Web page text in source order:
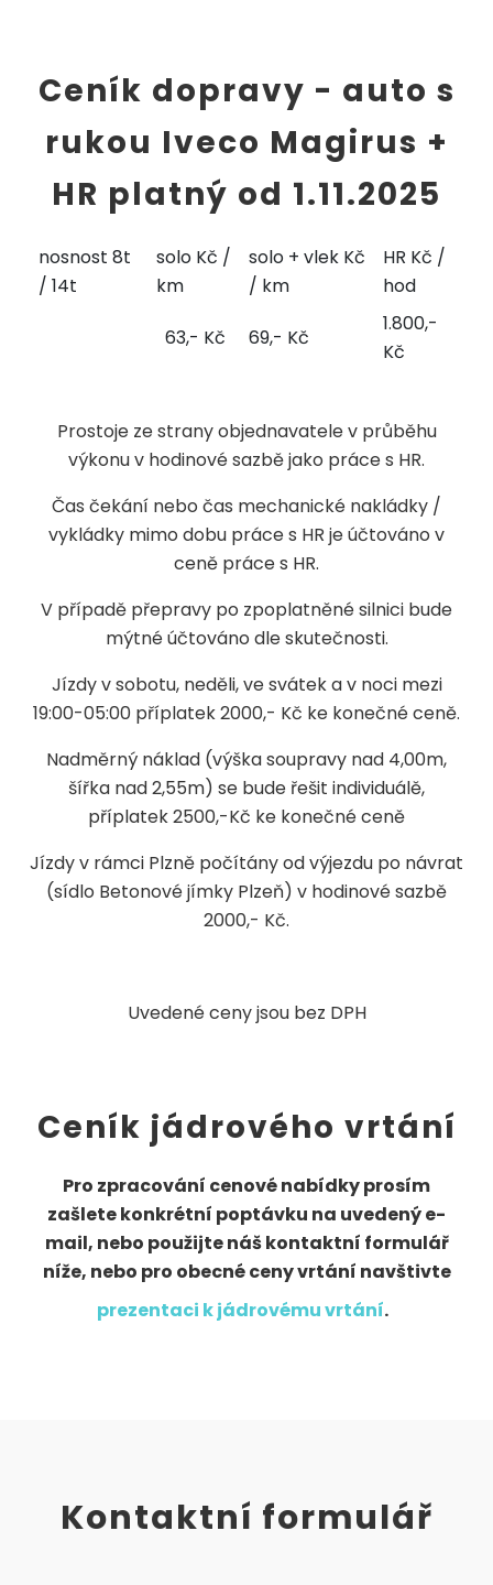
Ceník dopravy - auto s
rukou Iveco Magirus +
HR platný od 1.11.2025
nosnost 8t
/ 14t
solo Kč /
km
solo + vlek Kč
/ km
HR Kč /
hod
63,- Kč 69,- Kč
1.800,-
Kč
Prostoje ze strany objednavatele v průběhu
výkonu v hodinové sazbě jako práce s HR.
Čas čekání nebo čas mechanické nakládky /
vykládky mimo dobu práce s HR je účtováno v
ceně práce s HR.
V případě přepravy po zpoplatněné silnici bude
mýtné účtováno dle skutečnosti.
Jízdy v sobotu, neděli, ve svátek a v noci mezi
19:00-05:00 příplatek 2000,- Kč ke konečné ceně.
Nadměrný náklad (výška soupravy nad 4,00m,
šířka nad 2,55m) se bude řešit individuálě,
příplatek 2500,-Kč ke konečné ceně
Jízdy v rámci Plzně počítány od výjezdu po návrat
(sídlo Betonové jímky Plzeň) v hodinové sazbě
2000,- Kč.
Uvedené ceny jsou bez DPH
Ceník jádrového vrtání
Pro zpracování cenové nabídky prosím
zašlete konkrétní poptávku na uvedený e-
mail, nebo použijte náš kontaktní formulář
níže, nebo pro obecné ceny vrtání navštivte
prezentaci k jádrovému vrtání.
Kontaktní formulář